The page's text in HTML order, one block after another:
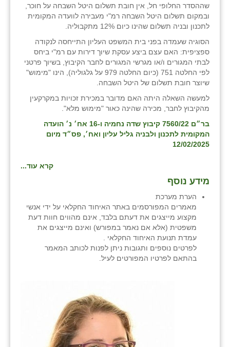
שההסדר החלופי חל, אין חובת תשלום היטל השבחה על חוכר,
ובמקום תשלום היטל השבחה רמ"י מעבירה לוועדה המקומית
לתכנון ובניה תשלום שהינו כיום 12% מתקבוליה.
הסוגיה שעמדה בפני בית המשפט העליון התייחסה לנקודה
ספציפית: האם עצם ביצע עסקת שיוך דירות עם רמ"י ביחס
לבתי המגורים ו/או מגרשי המגורים לחבר הקיבוץ, בשיוך פרטני
לפי החלטה 751 (כיום החלטה 979 על גלגוליה), הינו "מימוש"
שיוצר חובת תשלום של היטל השבחה.
למעשה השאלה היתה האם מדובר במכירת זכויות במקרקעין
מהקיבוץ לחבר, מכירה שהינה כאור "מימוש מלא".
בר״ם 7560/22 קיבוץ שדה נחמיה ו-16 אח׳ נ׳ הועדה
המקומית לתכנון ולבניה גליל עליון ואח׳, פס״ד מיום
12/02/2025
קרא עוד...
מידע נוסף
הערת מערכת
מאמרים המפורסמים באתר האיחוד החקלאי על ידי אנשי
מקצוע מייצגים את דעתם בלבד, אינם מהווים חוות דעת
משפטית (אלא אם נאמר במפורש) ואינם מייצגים את
עמדת תנועת האיחוד החקלאי .
לפרטים נוספים ותגובות ניתן לפנות לכותב המאמר
בהתאם לפרטיו המפורטים לעיל.
רועי
רימונים
רמות השבים
רמת הדר
שבי ציון
שדמה
תלמי יוסף
בוסתן הגליל